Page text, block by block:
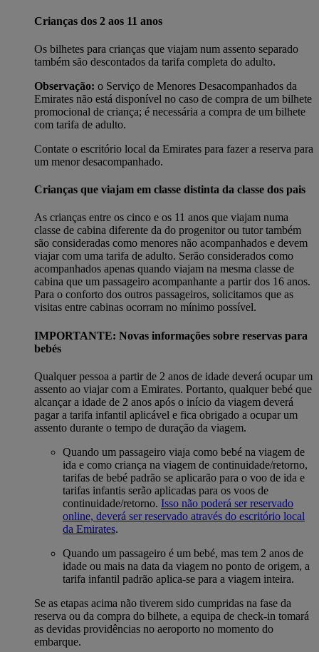
Crianças dos 2 aos 11 anos
Os bilhetes para crianças que viajam num assento separado
também são descontados da tarifa completa do adulto.
Observação: o Serviço de Menores Desacompanhados da
Emirates não está disponível no caso de compra de um bilhete
promocional de criança; é necessária a compra de um bilhete
com tarifa de adulto.
Contate o escritório local da Emirates para fazer a reserva para
um menor desacompanhado.
Crianças que viajam em classe distinta da classe dos pais
As crianças entre os cinco e os 11 anos que viajam numa
classe de cabina diferente da do progenitor ou tutor também
são consideradas como menores não acompanhados e devem
viajar com uma tarifa de adulto. Serão considerados como
acompanhados apenas quando viajam na mesma classe de
cabina que um passageiro acompanhante a partir dos 16 anos.
Para o conforto dos outros passageiros, solicitamos que as
visitas entre cabinas ocorram no mínimo possível.
IMPORTANTE: Novas informações sobre reservas para
bebés
Qualquer pessoa a partir de 2 anos de idade deverá ocupar um
assento ao viajar com a Emirates. Portanto, qualquer bebé que
alcançar a idade de 2 anos após o início da viagem deverá
pagar a tarifa infantil aplicável e fica obrigado a ocupar um
assento durante o tempo de duração da viagem.
Quando um passageiro viaja como bebé na viagem de
ida e como criança na viagem de continuidade/retorno,
tarifas de bebé padrão se aplicarão para o voo de ida e
tarifas infantis serão aplicadas para os voos de
continuidade/retorno. Isso não poderá ser reservado
online, deverá ser reservado através do escritório local
da Emirates.
Quando um passageiro é um bebé, mas tem 2 anos de
idade ou mais na data da viagem no ponto de origem, a
tarifa infantil padrão aplica-se para a viagem inteira.
Se as etapas acima não tiverem sido cumpridas na fase da
reserva ou da compra do bilhete, a equipa de check-in tomará
as devidas providências no aeroporto no momento do
embarque.